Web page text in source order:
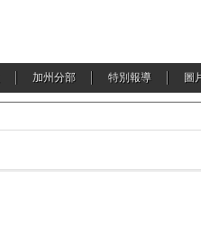
加州分部 特別報導 圖